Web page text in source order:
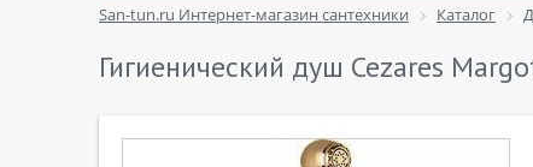
San-tun.ru Интернет-магазин сантехники Каталог
Гигиенический душ Cezares